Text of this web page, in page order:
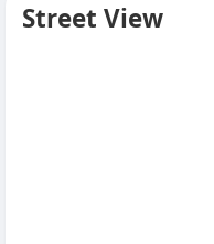
Street View